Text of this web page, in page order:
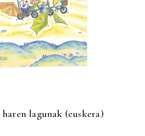
lagunak (euskera)